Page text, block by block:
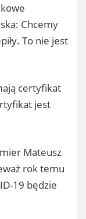
Chcemy
To nie jest
certyfikat
jest
Mateusz
rok temu
19 będzie